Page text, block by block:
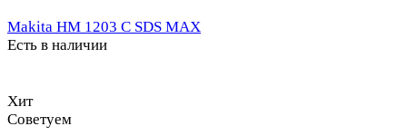
Makita HM 1203 C SDS MAX
Есть в наличии
Хит
Советуем